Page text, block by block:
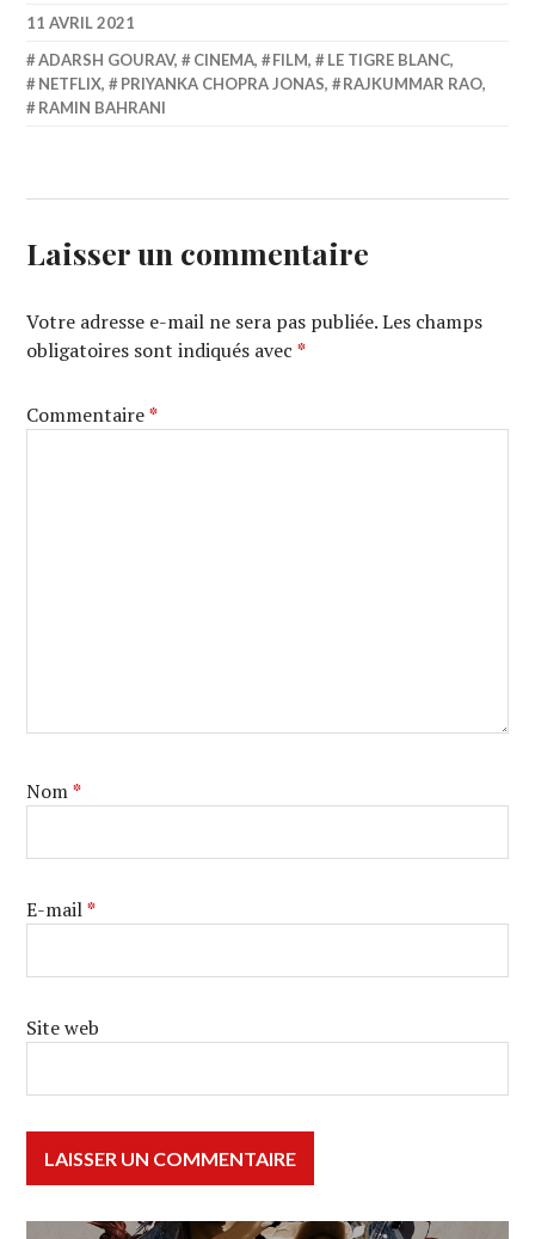
11 AVRIL 2021
ADARSH GOURAV, CINEMA, FILM, LE TIGRE BLANC,
NETFLIX, PRIYANKA CHOPRA JONAS, RAJKUMMAR RAO,
RAMIN BAHRANI
Laisser un commentaire
Votre adresse e-mail ne sera pas publiée. Les champs
obligatoires sont indiqués avec*
Commentaire*
Nom*
E-mail*
Site web